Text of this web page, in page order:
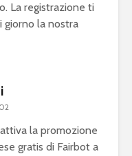
La registrazione ti
giorno la nostra
la promozione
gratis di Fairbot a